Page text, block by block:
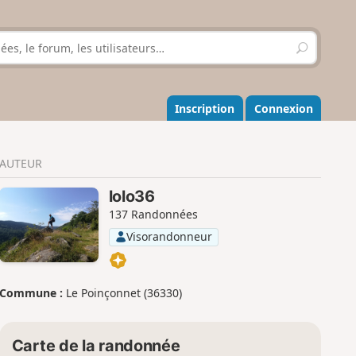
R
e
h
e
r
r
Inscription Connexion
AUTEUR
lolo36
137 Randonnées
Visorandonneur
Commune : Le Poinçonnet (36330)
Carte de la randonnée